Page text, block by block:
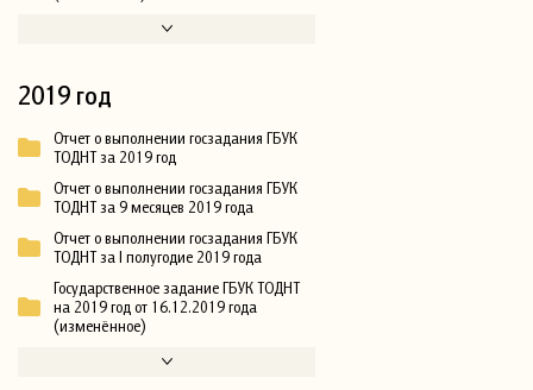
2019 год
Отчет о выполнении госзадания ГБУК
ТОДНТ за 2019 год
Отчет о выполнении госзадания ГБУК
ТОДНТ за 9 месяцев 2019 года
Отчет о выполнении госзадания ГБУК
ТОДНТ за I полугодие 2019 года
Государственное задание ГБУК ТОДНТ
на 2019 год от 16.12.2019 года
(изменённое)